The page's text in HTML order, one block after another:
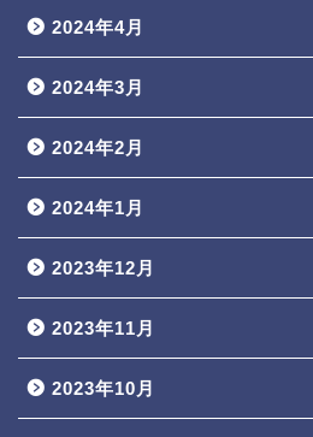
2024年4月
2024年3月
2024年2月
2024年1月
2023年12月
2023年11月
2023年10月